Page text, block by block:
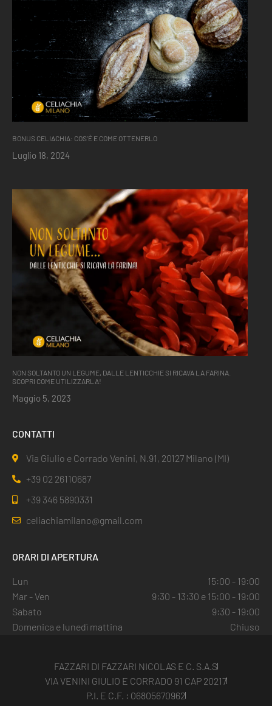
BONUS CELIACHIA: COS’È E COME OTTENERLO
Luglio 18, 2024
NON SOLTANTO UN LEGUME, DALLE LENTICCHIE SI RICAVA LA FARINA.
SCOPRI COME UTILIZZARLA!
Maggio 5, 2023
CONTATTI
Via Giulio e Corrado Venini, N.91, 20127 Milano (MI)
+39 02 26110687
+39 346 5890331
celiachiamilano@gmail.com
ORARI DI APERTURA
Lun
15:00 - 19:00
Mar - Ven
9:30 - 13:30 e 15:00 - 19:00
Sabato
9:30 - 19:00
Domenica e lunedì mattina
Chiuso
FAZZARI DI FAZZARI NICOLAS E C. S.A.S
VIA VENINI GIULIO E CORRADO 91 CAP 20217
P.I. E C.F. : 06805670962